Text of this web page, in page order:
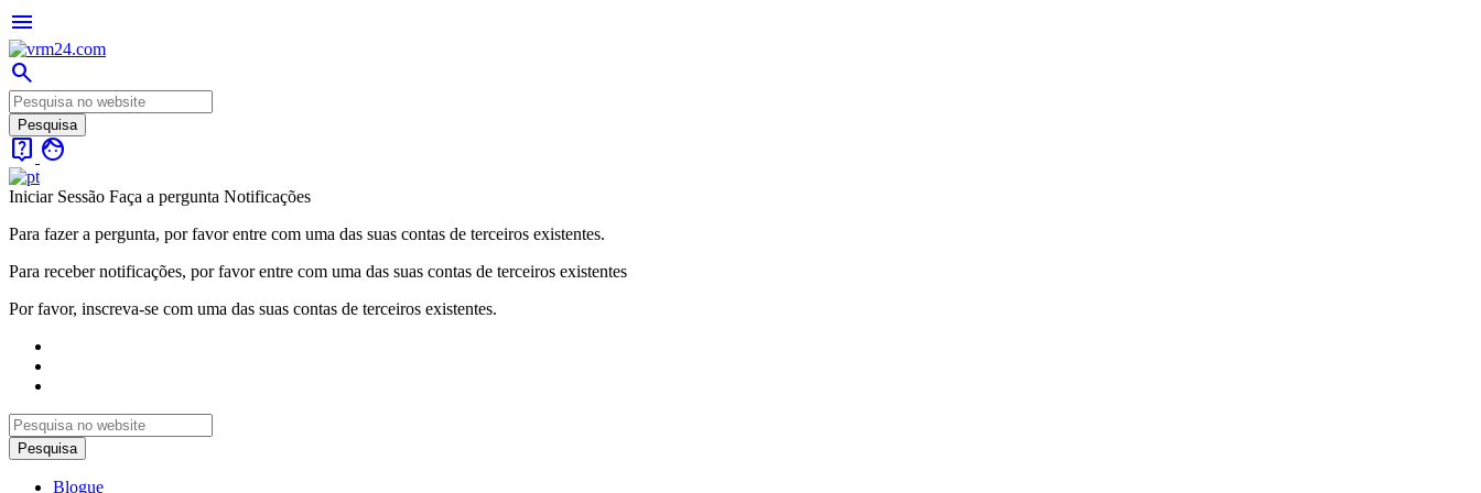
menu
search
live_help face
Iniciar Sessão Faça a pergunta Notificações
Para fazer a pergunta, por favor entre com uma das suas contas de terceiros existentes.
Para receber notificações, por favor entre com uma das suas contas de terceiros existentes
Por favor, inscreva-se com uma das suas contas de terceiros existentes.
Blogue